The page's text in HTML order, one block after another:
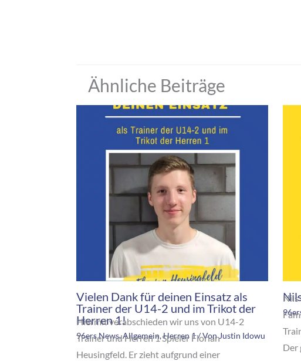
Ähnliche Beiträge
Vielen Dank für deinen Einsatz als
Trainer der U14-2 und im Trikot der
Herren 1!
96ers News,Allgemein,Herren 1/ VonJustin Idowu
Hiermit verabschieden wir uns von U14-2
Trainer und Herren 1 Spieler Florian
Heusingfeld. Er zieht aufgrund einer
Nils
Der